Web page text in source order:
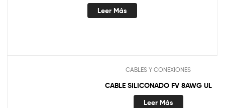
Leer Más
CABLES Y CONEXIONES
CABLE SILICONADO FV 8AWG UL
Leer Más